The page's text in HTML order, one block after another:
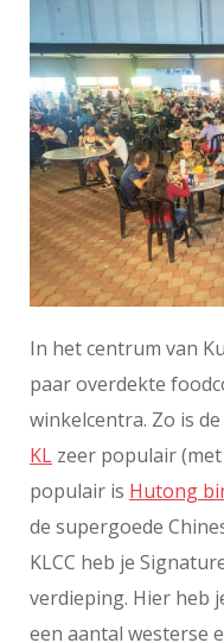
In het centrum van
paar overdekte
winkelcentra. Zo is de
KL zeer populair
populair is Hutong
de supergoede
KLCC heb je
verdieping. Hier heb
een aantal westerse